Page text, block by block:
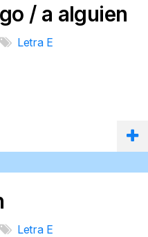
/ a alguien
Letra E
Letra E